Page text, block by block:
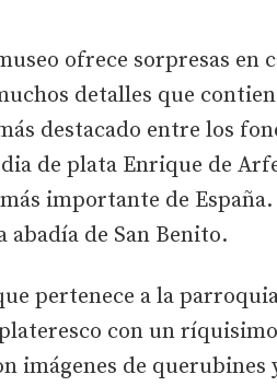
ofrece sorpresas en
detalles que
destacado entre los
de plata Enrique de
importante de
de San Benito.
pertenece a la
con un
imágenes de